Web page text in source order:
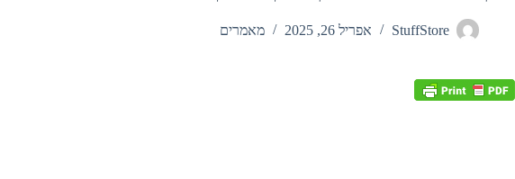
StuffStore אפריל 26, 2025 מאמרים